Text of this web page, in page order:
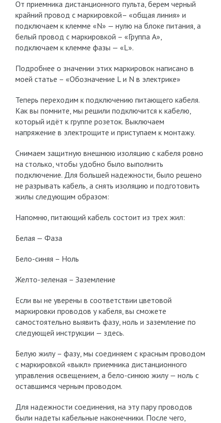
От приемника дистанционного пульта, берем черный
крайний провод с маркировкой– «общая линия» и
подключаем к клемме «N» — нулю на блоке питания, а
белый провод с маркировкой – «Группа А»,
подключаем к клемме фазы — «L».
Подробнее о значении этих маркировок написано в
моей статье – «Обозначение L и N в электрике»
Теперь переходим к подключению питающего кабеля.
Как вы помните, мы решили подключится к кабелю,
который идёт к группе розеток. Выключаем
напряжение в электрощите и приступаем к монтажу.
Снимаем защитную внешнюю изоляцию с кабеля ровно
на столько, чтобы удобно было выполнить
подключение. Для большей надежности, было решено
не разрывать кабель, а снять изоляцию и подготовить
жилы следующим образом:
Напомню, питающий кабель состоит из трех жил:
Белая — Фаза
Бело-синяя – Ноль
Желто-зеленая – Заземление
Если вы не уверены в соответствии цветовой
маркировки проводов у кабеля, вы сможете
самостоятельно выявить фазу, ноль и заземление по
следующей инструкции — здесь.
Белую жилу – фазу, мы соединяем с красным проводом
с маркировкой «выкл» приемника дистанционного
управления освещением, а бело-синюю жилу — ноль с
оставшимся черным проводом.
Для надежности соединения, на эту пару проводов
были надеты кабельные наконечники. После чего,